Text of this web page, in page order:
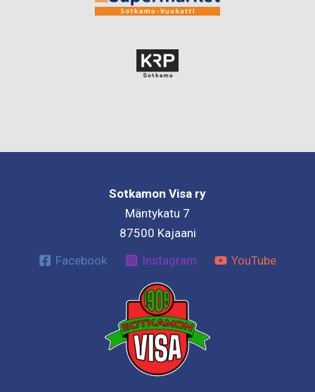
Sotkamon Visa ry
Mäntykatu 7
87500 Kajaani
Facebook
Instagram YouTube